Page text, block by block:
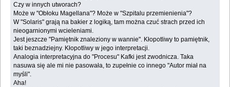
Czy w innych utworach?
Może w "Obłoku Magellana"? Może w "Szpitalu przemienienia"?
W "Solaris" grają na bakier z logiką, tam można czuć strach przed ich
nieogarnionymi wcieleniami.
Jest jeszcze "Pamiętnik znaleziony w wannie". Kłopotliwy to pamiętnik,
taki beznadziejny. Kłopotliwy w jego interpretacji.
Analogia interpretacyjna do "Procesu" Kafki jest zwodnicza. Taka
nasuwa się ale mi nie pasowała, to zupełnie co innego "Autor miał na
myśli".
Aha!